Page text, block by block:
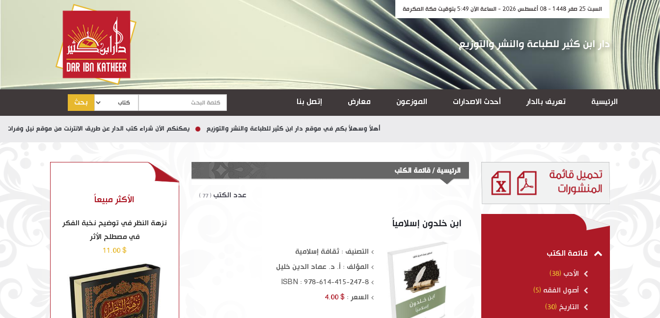
السبت 25 صفر 1448 - 08 أغسطس 2026 - الساعة الآن 5:49 بتوقيت مكة المكرمة
دار ابن كثير للطباعة والنشر والتوزيع
بحث الرئيسية تعريف بالدار أحدث الاصدارات الموزعون معارض إتصل بنا
أهلاً وسهلاً بكم في موقع دار ابن كثير للطباعة والنشر والتوزيع يمكنكم الآن شراء كتب الدار عن طريق الانترنت من موقع نيل وفرات
الرئيسية /قائمة الكتب
عدد الكتب( 77 )
ابن خلدون إسلامياً
التصنيف : ثقافة إسلامية
المؤلف : أ. د. عماد الدين خليل
ISBN : 978-614-415-247-8
السعر : $ 4.00
الأكثر مبيعاً
نزهة النظر في توضيح نخبة الفكر
في مصطلح الأثر
$ 11.00
$ 45.00
مظاهر التيسير في السنة النبوية
قائمة الكتب
الأدب (38)
أصول الفقه (5)
التاريخ (30)